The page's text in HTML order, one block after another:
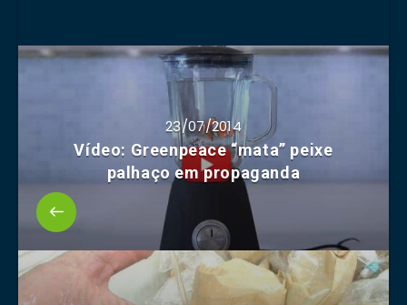
23/07/2014
Vídeo: Greenpeace “mata” peixe
palhaço em propaganda